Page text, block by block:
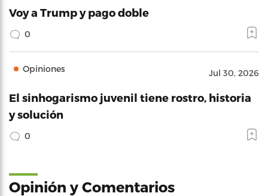
Voy a Trump y pago doble
0
Opiniones Jul 30, 2026
El sinhogarismo juvenil tiene rostro, historia
y solución
0
Opinión y Comentarios